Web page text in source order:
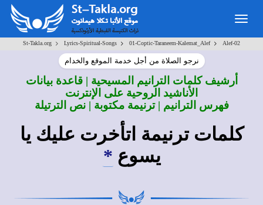
St-Takla.org > Lyrics-Spiritual-Songs > 01-Coptic-Taraneem-Kalemat_Alef> Alef-02
نرجو الصلاة من أجل خدمة الموقع والخدام
أرشيف كلمات الترانيم المسيحية | قاعدة بيانات
الأناشيد الروحية على الإنترنت
فهرس الترانيم | ترنيمة مكتوبة | نص الترتيلة
كلمات ترنيمة اتأخرت عليك يا
يسوع *